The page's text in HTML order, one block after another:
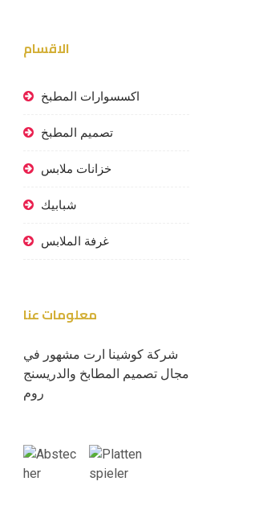
الاقسام
اكسسوارات المطبخ
تصميم المطبخ
خزانات ملابس
شبابيك
غرفة الملابس
معلومات عنا
شركة كوشينا ارت مشهور في
مجال تصميم المطابخ والدريسنج
روم